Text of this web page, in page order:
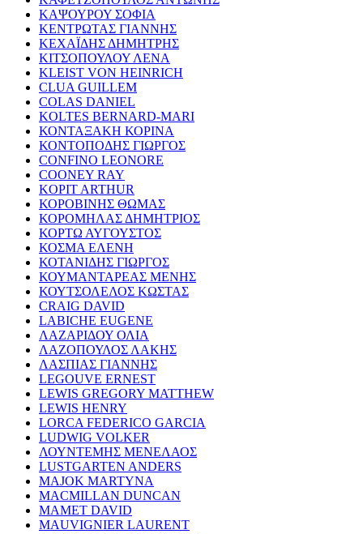
ΚΑΨΟΥΡΟΥ ΣΟΦΙΑ
ΚΕΝΤΡΩΤΑΣ ΓΙΑΝΝΗΣ
ΚΕΧΑΪΔΗΣ ΔΗΜΗΤΡΗΣ
ΚΙΤΣΟΠΟΥΛΟΥ ΛΕΝΑ
KLEIST VON HEINRICH
CLUA GUILLEM
COLAS DANIEL
KOLTES BERNARD-MARI
ΚΟΝΤΑΞΑΚΗ ΚΟΡΙΝΑ
ΚΟΝΤΟΠΟΔΗΣ ΓΙΩΡΓΟΣ
CONFINO LEONORE
COONEY RAY
KOPIT ARTHUR
ΚΟΡΟΒΙΝΗΣ ΘΩΜΑΣ
ΚΟΡΟΜΗΛΑΣ ΔΗΜΗΤΡΙΟΣ
ΚΟΡΤΩ ΑΥΓΟΥΣΤΟΣ
ΚΟΣΜΑ ΕΛΕΝΗ
ΚΟΤΑΝΙΔΗΣ ΓΙΩΡΓΟΣ
ΚΟΥΜΑΝΤΑΡΕΑΣ ΜΕΝΗΣ
ΚΟΥΤΣΟΛΕΛΟΣ ΚΩΣΤΑΣ
CRAIG DAVID
LABICHE EUGENE
ΛΑΖΑΡΙΔΟΥ ΟΛΙΑ
ΛΑΖΟΠΟΥΛΟΣ ΛΑΚΗΣ
ΛΑΣΠΙΑΣ ΓΙΑΝΝΗΣ
LEGOUVE ERNEST
LEWIS GREGORY MATTHEW
LEWIS HENRY
LORCA FEDERICO GARCIA
LUDWIG VOLKER
ΛΟΥΝΤΕΜΗΣ ΜΕΝΕΛΑΟΣ
LUSTGARTEN ANDERS
MAJOK MARTYNA
MACMILLAN DUNCAN
MAMET DAVID
MAUVIGNIER LAURENT